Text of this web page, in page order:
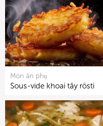
Món ăn phụ
Sous-vide khoai tây rösti